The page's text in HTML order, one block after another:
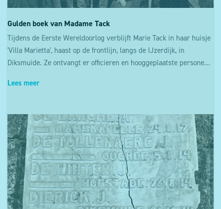
Gulden boek van Madame Tack
Tijdens de Eerste Wereldoorlog verblijft Marie Tack in haar huisje
'Villa Marietta', haast op de frontlijn, langs de IJzerdijk, in
Diksmuide. Ze ontvangt er officieren en hooggeplaatste personen die hun naam achterlaten in haar gastenboek, haar 'Gulden Boek'
Lees meer